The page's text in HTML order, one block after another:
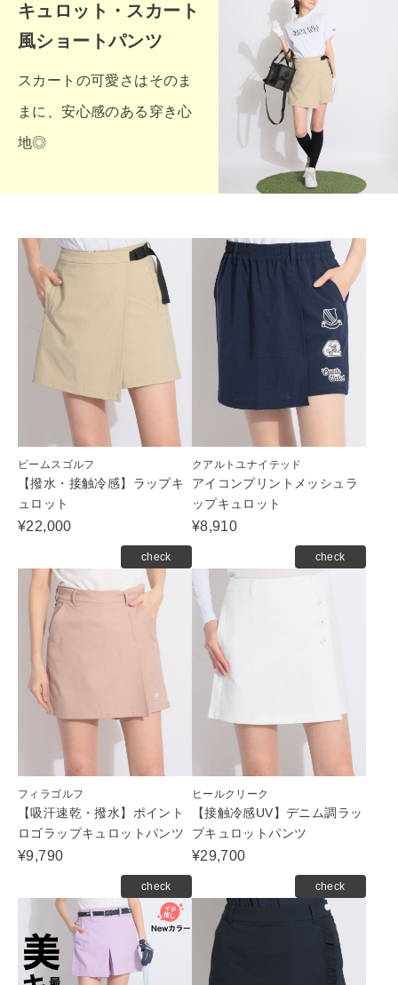
キュロット・スカート
風ショートパンツ
スカートの可愛さはそのま
まに、安心感のある穿き心
地◎
ビームスゴルフ
【撥水・接触冷感】ラップキ
ュロット
¥22,000
check
クアルトユナイテッド
アイコンプリントメッシュラ
ップキュロット
¥8,910
check
フィラゴルフ
【吸汗速乾・撥水】ポイント
ロゴラップキュロットパンツ
¥9,790
check
ヒールクリーク
【接触冷感UV】デニム調ラッ
プキュロットパンツ
¥29,700
check